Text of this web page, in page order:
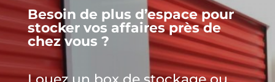
Besoin de plus d’espace pour
stocker vos affaires près de
chez vous ?